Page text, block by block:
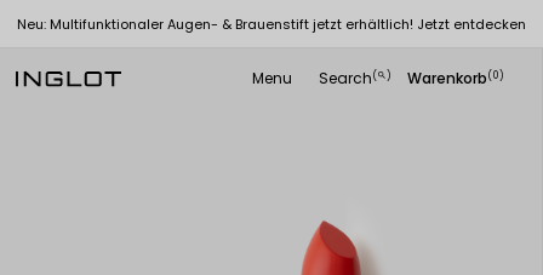
Neu: Multifunktionaler Augen- & Brauenstift jetzt erhältlich! Jetzt entdecken
Menu Search(
search ) Warenkorb(0)